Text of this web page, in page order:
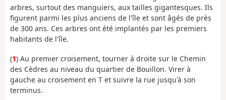
arbres, surtout des manguiers, aux tailles gigantesques. Ils
figurent parmi les plus anciens de l'île et sont âgés de près
de 300 ans. Ces arbres ont été implantés par les premiers
habitants de l'île.
(1) Au premier croisement, tourner à droite sur le Chemin
des Cèdres au niveau du quartier de Bouillon. Virer à
gauche au croisement en T et suivre la rue jusqu'à son
terminus.